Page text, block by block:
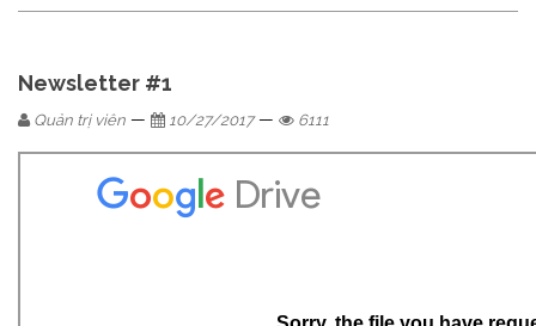
Newsletter #1
Quản trị viên — 10/27/2017— 6111